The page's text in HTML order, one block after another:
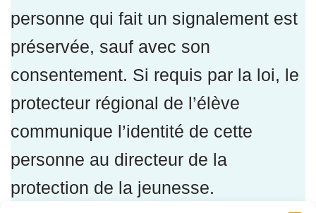
personne qui fait un signalement est
préservée, sauf avec son
consentement. Si requis par la loi, le
protecteur régional de l’élève
communique l’identité de cette
personne au directeur de la
protection de la jeunesse.